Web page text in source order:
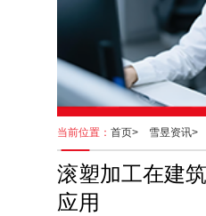
当前位置： 首页> 雪昱资讯>
滚塑加工在建
应用